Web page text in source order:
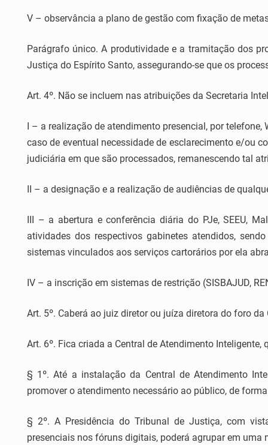
V – observância a plano de gestão com fixação de
Parágrafo único. A produtividade e a tramitação dos
Justiça do Espírito Santo, assegurando-se que os
Art. 4º. Não se incluem nas atribuições da Secretaria
I – a realização de atendimento presencial, por
caso de eventual necessidade de esclarecimento e/ou
judiciária em que são processados, remanescendo tal
II – a designação e a realização de audiências de
III – a abertura e conferência diária do PJe, SEEU,
atividades dos respectivos gabinetes atendidos,
sistemas vinculados aos serviços cartorários por ela
IV – a inscrição em sistemas de restrição (SISBAJUD,
Art. 5º. Caberá ao juiz diretor ou juíza diretora do foro
Art. 6º. Fica criada a Central de Atendimento
§ 1º. Até a instalação da Central de Atendimento
promover o atendimento necessário ao público, de
§ 2º. A Presidência do Tribunal de Justiça, com
presenciais nos fóruns digitais, poderá agrupar em uma